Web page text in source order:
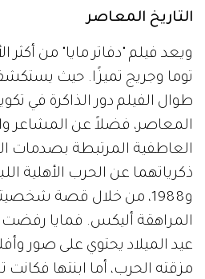
التاريخ المعاصر
ويعد فيلم "دفاتر مايا" من أكثر
توما وجريج تميزًا. حيث
طوال الفيلم دور الذاكرة في
المعاصر، فضلاً عن المشاعر
العاطفية المرتبطة بصدمات
و1988، من خلال قصة
المراهقة أليكس. فمايا رفضت
عيد الميلاد يحتوي على صور
مزقته الحرب، أما ابنتها